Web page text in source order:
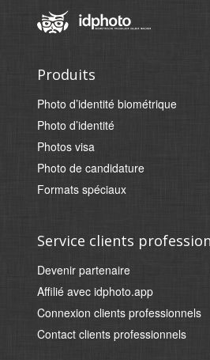
Produits
Photo d’identité biométrique
Photo d’identité
Photos visa
Photo de candidature
Formats spéciaux
Service clients
Devenir partenaire
Affilié avec idphoto.app
Connexion clients professionnels
Contact clients professionnels